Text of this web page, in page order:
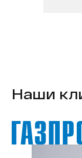
Наши